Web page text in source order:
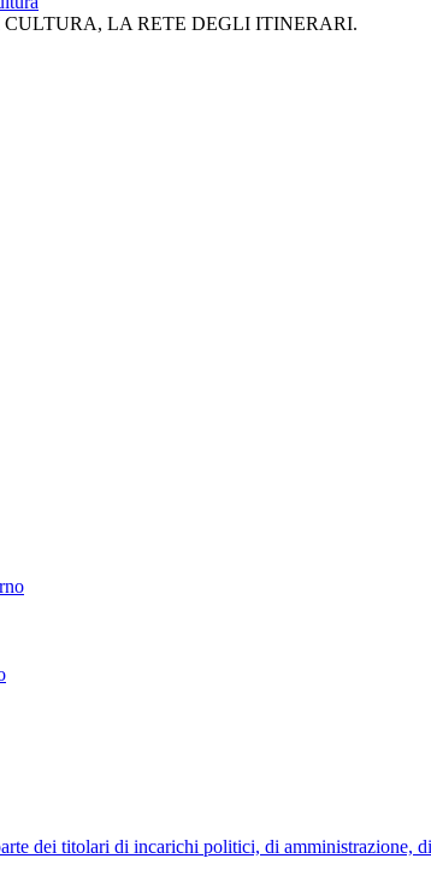
LA RETE DEGLI ITINERARI.
dei titolari di incarichi politici, di amministrazione,